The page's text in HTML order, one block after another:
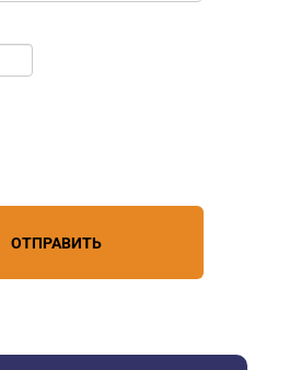
ОТПРАВИТЬ